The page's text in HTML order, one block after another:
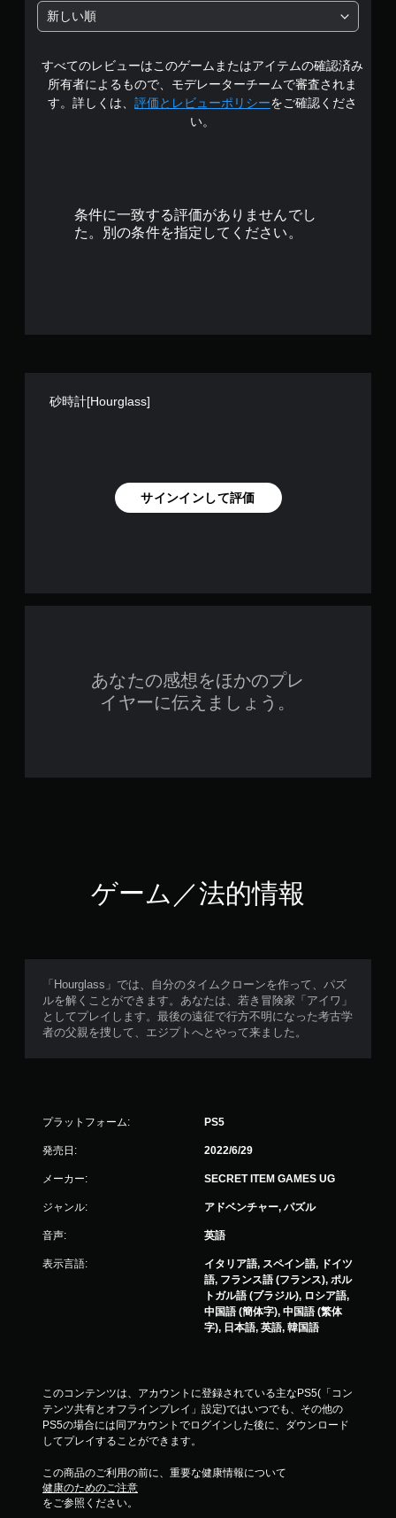
中
の
3
.
新しい順
すべてのレビューはこのゲームまたはアイテムの確認済み
所有者によるもので、モデレーターチームで審査されま
す。詳しくは、 評価とレビューポリシーをご確認くださ
い。
条件に一致する評価がありませんでし
た。別の条件を指定してください。
砂時計[Hourglass]
サインインして評価
あなたの感想をほかのプレ
イヤーに伝えましょう。
ゲーム／法的情報
「Hourglass」では、自分のタイムクローンを作って、パズ
ルを解くことができます。あなたは、若き冒険家「アイワ」
としてプレイします。最後の遠征で行方不明になった考古学
者の父親を捜して、エジプトへとやって来ました。
プラットフォーム: PS5
発売日: 2022/6/29
メーカー: SECRET ITEM GAMES UG
ジャンル: アドベンチャー, パズル
音声: 英語
表示言語:
イタリア語, スペイン語, ドイツ
語, フランス語 (フランス), ポル
トガル語 (ブラジル), ロシア語,
中国語 (簡体字), 中国語 (繁体
字), 日本語, 英語, 韓国語
このコンテンツは、アカウントに登録されている主なPS5(「コン
テンツ共有とオフラインプレイ」設定)ではいつでも、その他の
PS5の場合には同アカウントでログインした後に、ダウンロード
してプレイすることができます。
この商品のご利用の前に、重要な健康情報について
健康のためのご注意
をご参照ください。